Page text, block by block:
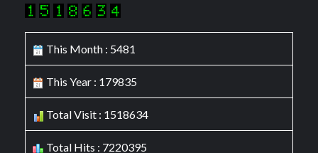
This Month : 5481
This Year : 179835
Total Visit : 1518634
Total Hits : 7220395